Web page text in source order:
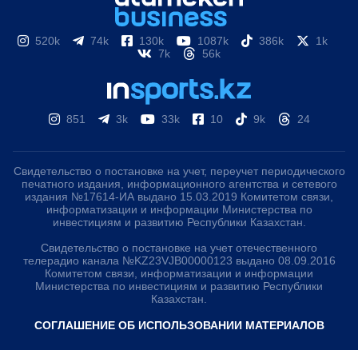
520k 74k 130k 1087k 386k
1k
7k
56k
851 3k 33k 10 9k 24
Свидетельство о постановке на учет, переучет периодического
печатного издания, информационного агентства и сетевого
издания №17614-ИА выдано 15.03.2019 Комитетом связи,
информатизации и информации Министерства по
инвестициям и развитию Республики Казахстан.
Свидетельство о постановке на учет отечественного
телерадио канала №KZ23VJB00000123 выдано 08.09.2016
Комитетом связи, информатизации и информации
Министерства по инвестициям и развитию Республики
Казахстан.
СОГЛАШЕНИЕ ОБ ИСПОЛЬЗОВАНИИ МАТЕРИАЛОВ